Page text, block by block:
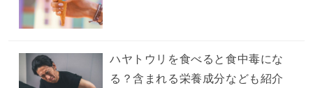
ハヤトウリを食べると食中毒にな
る？含まれる栄養成分なども紹介